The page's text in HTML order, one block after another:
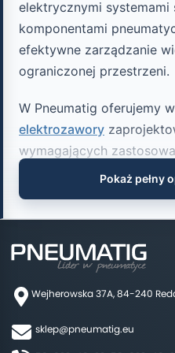
elektrycznymi systemami
komponentami
efektywne zarządzanie
ograniczonej przestrzeni.
W Pneumatig oferujemy
elektrozawory
wymagających
wyspy zaworowe do serii
kompaktową konstrukcją
w instalacjach, gdzie
Pokaż pełny
Wejherowska 37A, 84-240
sklep@pneumatig.eu